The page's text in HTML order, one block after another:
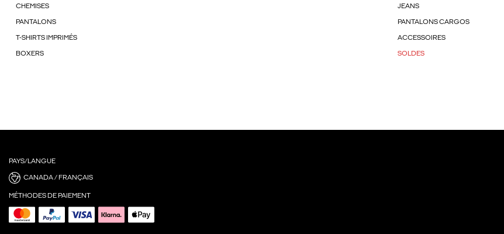
CHEMISES JEANS
PANTALONS PANTALONS CARGOS
T-SHIRTS IMPRIMÉS ACCESSOIRES
BOXERS SOLDES
PAYS/LANGUE
CANADA / FRANÇAIS
MÉTHODES DE PAIEMENT